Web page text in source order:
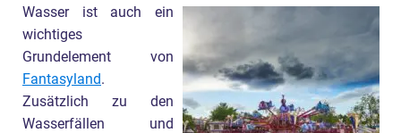
Wasser ist auch ein
wichtiges
Grundelement von
Fantasyland.
Zusätzlich zu den
Wasserfällen und